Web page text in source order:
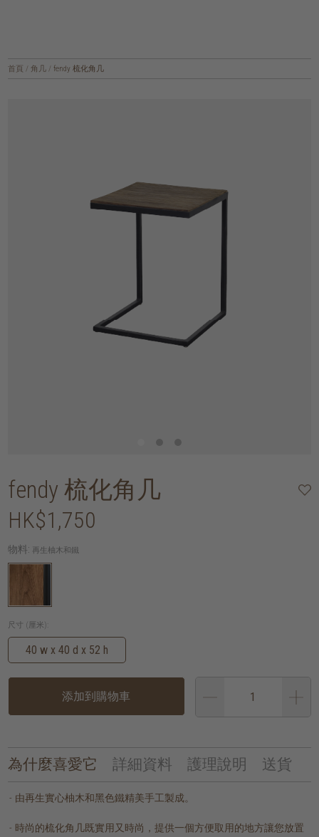
首頁 / 角几 / fendy 梳化角几
fendy 梳化角几
HK$1,750
物料: 再生柚木和鐵
尺寸 (厘米):
40 w x 40 d x 52 h
添加到購物車
為什麼喜愛它 詳細資料 護理說明 送貨
由再生實心柚木和黑色鐵精美手工製成。
時尚的梳化角几既實用又時尚，提供一個方便取用的地方讓您放置